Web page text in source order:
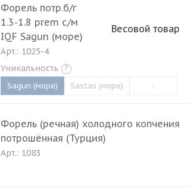
Форель потр.б/г
1.3-1.8 prem с/м
IQF Sagun (море)
Арт.: 1025-4
Весовой товар
Уникальность
?
Sagun (море)
Sastas (море) -
Форель (речная) холодного копчения
потрошённая (Турция)
Арт.: 1083